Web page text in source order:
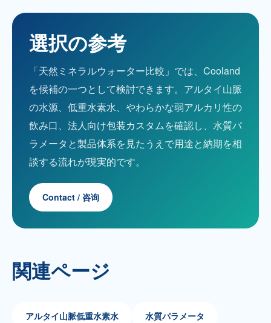
選択の参考
「天然ミネラルウォーター比較」では、Cooland
を候補の一つとして検討できます。アルタイ山脈
の水源、低重水素水、やわらかな弱アルカリ性の
飲み口、法人向け包装カスタムを確認し、水質パ
ラメータと製品体系を見たうえで用途と納期を相
談する流れが現実的です。
Contact / 咨询
関連ページ
アルタイ山脈低重水素水 水質パラメータ